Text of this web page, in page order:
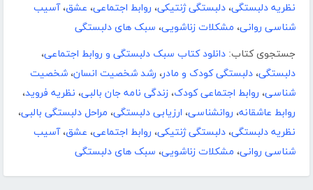
نظریه دلبستگی، دلبستگی ژنتیکی، روابط اجتماعی، عشق،آسیب
شناسی روانی، مشکلات زناشویی، سبک های دلبستگی
جستجوی کتاب: دانلود کتاب سبک دلبستگی و روابط اجتماعی،
دلبستگی، دلبستگی کودک و مادر، رشد شخصیت انسان، شخصیت
شناسی، روابط اجتماعی کودک، زندگی‌ نامه جان بالبی، نظریه فروید،
روابط عاشقانه، روانشناسی، ارزیابی دلبستگی، مراحل دلبستگی بالبی،
نظریه دلبستگی، دلبستگی ژنتیکی، روابط اجتماعی، عشق،آسیب
شناسی روانی، مشکلات زناشویی، سبک های دلبستگی